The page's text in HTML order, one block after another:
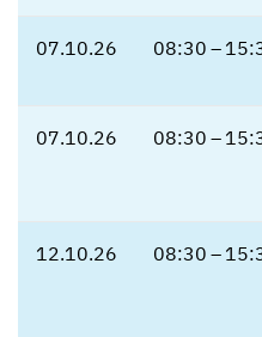
07.10.26 08:30 –
07.10.26 08:30 –
12.10.26 08:30 –